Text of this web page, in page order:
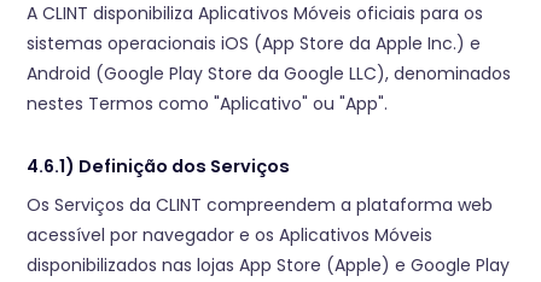
A CLINT disponibiliza Aplicativos Móveis oficiais para os
sistemas operacionais iOS (App Store da Apple Inc.) e
Android (Google Play Store da Google LLC), denominados
nestes Termos como "Aplicativo" ou "App".
4.6.1) Definição dos Serviços
Os Serviços da CLINT compreendem a plataforma web
acessível por navegador e os Aplicativos Móveis
disponibilizados nas lojas App Store (Apple) e Google Play